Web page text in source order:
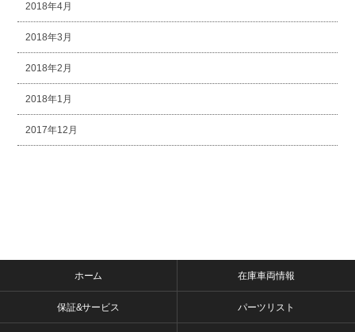
2018年4月
2018年3月
2018年2月
2018年1月
2017年12月
ホーム 在庫車両情報
保証&サービス パーツリスト